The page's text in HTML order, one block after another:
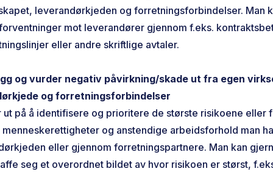
leverandørkjeden og forretningsforbindelser. Man
mot leverandører gjennom f.eks.
eller andre skriftlige avtaler.
og vurder negativ påvirkning/skade ut fra egen
og forretningsforbindelser
ut på å identifisere og prioritere de største risikoene eller
og anstendige arbeidsforhold man
eller gjennom forretningspartnere. Man kan
seg et overordnet bildet av hvor risikoen er størst,